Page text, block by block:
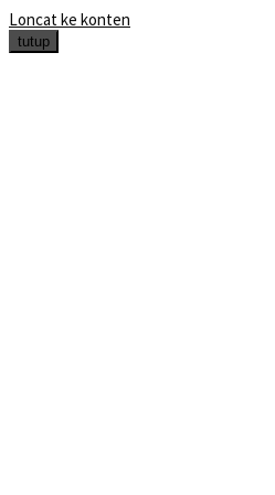
Loncat ke konten
tutup